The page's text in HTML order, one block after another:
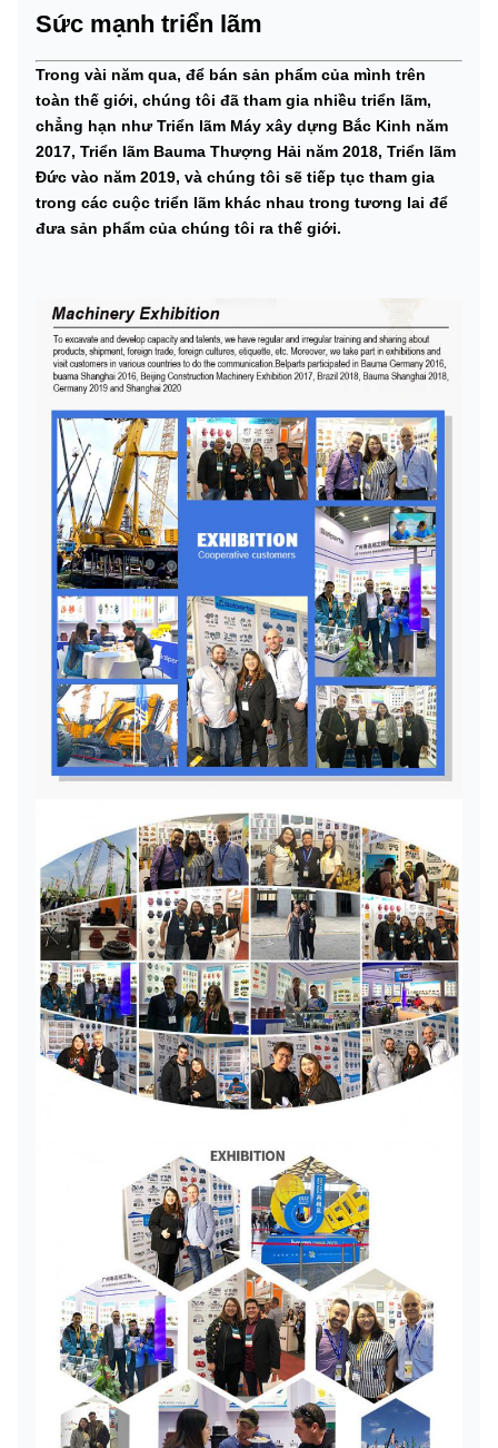
Sức mạnh triển lãm
Trong vài năm qua, để bán sản phẩm của mình trên
toàn thế giới, chúng tôi đã tham gia nhiều triển lãm,
chẳng hạn như Triển lãm Máy xây dựng Bắc Kinh năm
2017, Triển lãm Bauma Thượng Hải năm 2018, Triển lãm
Đức vào năm 2019, và chúng tôi sẽ tiếp tục tham gia
trong các cuộc triển lãm khác nhau trong tương lai để
đưa sản phẩm của chúng tôi ra thế giới.